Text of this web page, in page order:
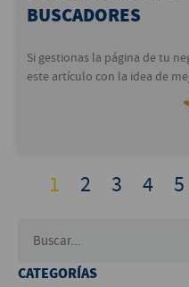
BUSCADORES
Si gestionas la página de tu
este artículo con la idea de
1 2 3 4 5
CATEGORÍAS